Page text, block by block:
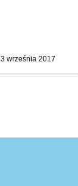
3 września 2017